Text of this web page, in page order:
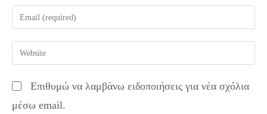
name
comment
Enter
your
email
address
comment
Enter
your
URL
(optional)
Επιθυμώ να λαμβάνω ειδοποιήσεις για νέα σχόλια
μέσω email.